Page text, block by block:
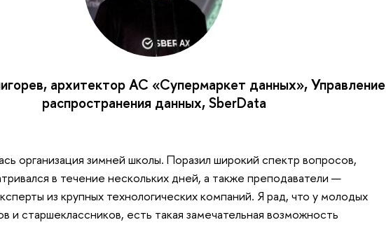
архитектор АС «Супермаркет данных», Управление
распространения данных, SberData
организация зимней школы. Поразил широкий спектр вопросов,
в течение нескольких дней, а также преподаватели —
из крупных технологических компаний. Я рад, что у молодых
и старшеклассников, есть такая замечательная возможность